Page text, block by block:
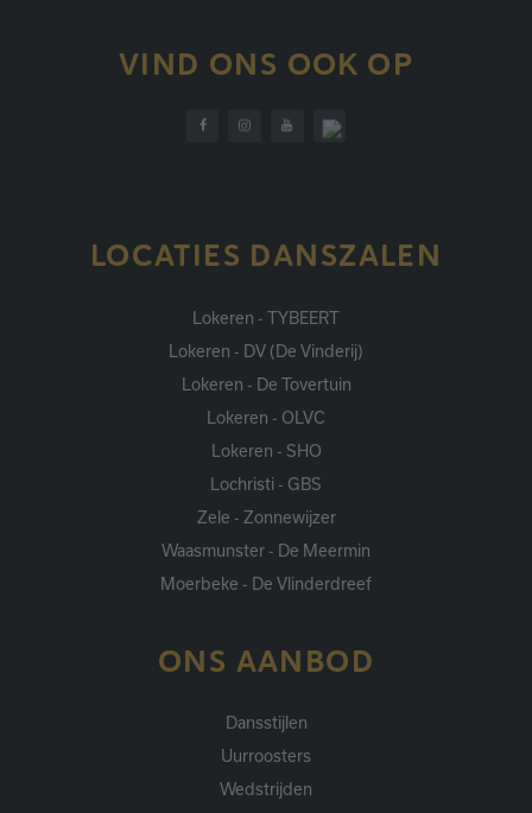
VIND ONS OOK OP
LOCATIES DANSZALEN
Lokeren - TYBEERT
Lokeren - DV (De Vinderij)
Lokeren - De Tovertuin
Lokeren - OLVC
Lokeren - SHO
Lochristi - GBS
Zele - Zonnewijzer
Waasmunster - De Meermin
Moerbeke - De Vlinderdreef
ONS AANBOD
Dansstijlen
Uurroosters
Wedstrijden